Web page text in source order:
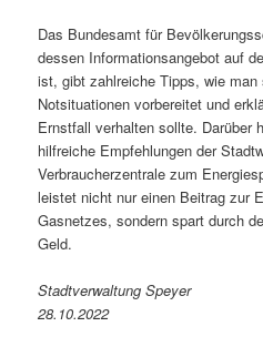
Das Bundesamt für
dessen Informationsangebot auf
ist, gibt zahlreiche Tipps, wie
Notsituationen vorbereitet und
Ernstfall verhalten sollte. Darüber
hilfreiche Empfehlungen der
Verbraucherzentrale zum
leistet nicht nur einen Beitrag zur
Gasnetzes, sondern spart durch
Geld.
Stadtverwaltung Speyer
28.10.2022